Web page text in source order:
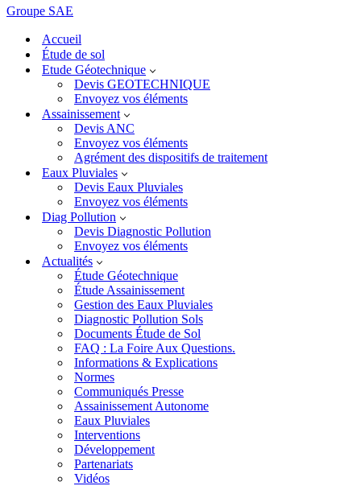
Groupe SAE
Accueil
Étude de sol
Etude Géotechnique
Devis GEOTECHNIQUE
Envoyez vos éléments
Assainissement
Devis ANC
Envoyez vos éléments
Agrément des dispositifs de traitement
Eaux Pluviales
Devis Eaux Pluviales
Envoyez vos éléments
Diag Pollution
Devis Diagnostic Pollution
Envoyez vos éléments
Actualités
Étude Géotechnique
Étude Assainissement
Gestion des Eaux Pluviales
Diagnostic Pollution Sols
Documents Étude de Sol
FAQ : La Foire Aux Questions.
Informations & Explications
Normes
Communiqués Presse
Assainissement Autonome
Eaux Pluviales
Interventions
Développement
Partenariats
Vidéos